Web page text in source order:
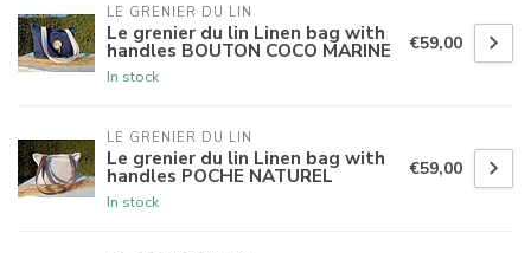
LE GRENIER DU LIN
Le grenier du lin Linen bag with
handles BOUTON COCO MARINE
In stock
€59,00
LE GRENIER DU LIN
Le grenier du lin Linen bag with
handles POCHE NATUREL
In stock
€59,00